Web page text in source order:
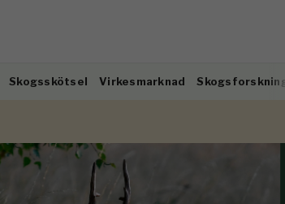
Skogsskötsel Virkesmarknad Skogsforskning